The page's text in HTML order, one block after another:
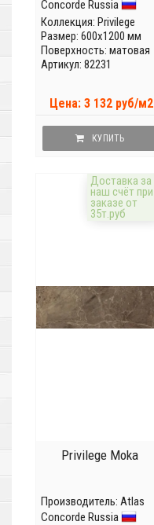
Concorde Russia
Коллекция: Privilege
Размер: 600x1200 мм
Поверхность: матовая
Артикул: 82231
Цена: 3 132 руб/м2
КУПИТЬ
Доставка за
наш счёт при
заказе от
35т.руб
Privilege Moka
Производитель: Atlas
Concorde Russia